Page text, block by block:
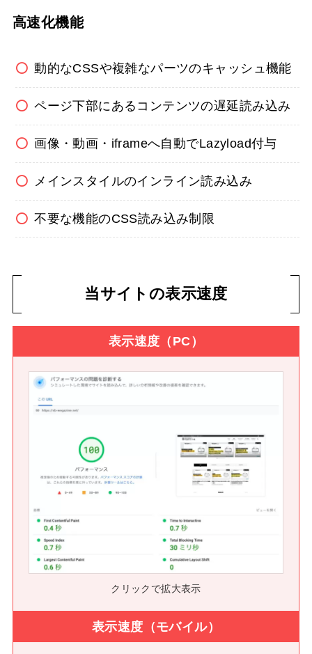
高速化機能
動的なCSSや複雑なパーツのキャッシュ機能
ページ下部にあるコンテンツの遅延読み込み
画像・動画・iframeへ自動でLazyload付与
メインスタイルのインライン読み込み
不要な機能のCSS読み込み制限
当サイトの表示速度
表示速度（PC）
クリックで拡大表示
表示速度（モバイル）